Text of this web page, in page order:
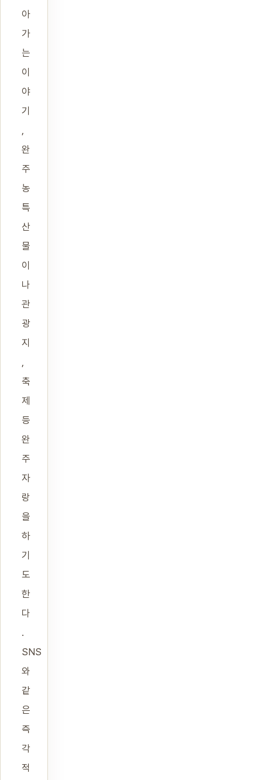
아
가
는
이
야
기
완
주
농
특
산
물
이
나
관
광
지
축
제
등
완
주
자
랑
을
하
기
도
한
다
.
SNS
와
같
은
즉
각
적